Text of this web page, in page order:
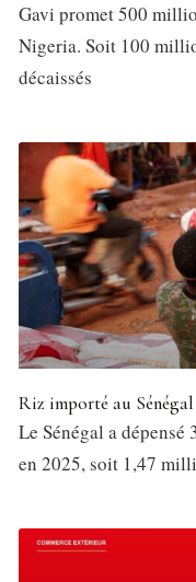
Gavi promet 500
Nigeria. Soit 100
décaissés
Riz importé au
Le Sénégal a
en 2025, soit 1,47